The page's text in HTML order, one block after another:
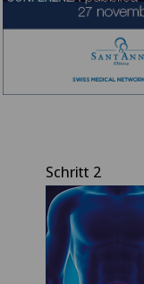
Schritt 2